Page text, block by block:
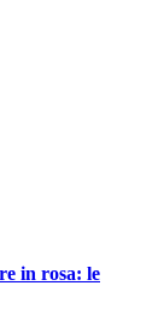
in rosa: le